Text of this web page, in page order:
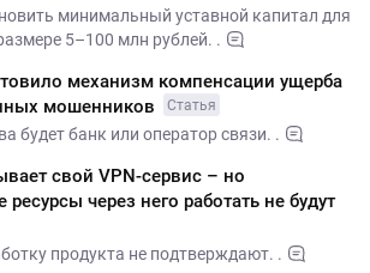
минимальный уставной капитал для
5–100 млн рублей. .
механизм компенсации ущерба
мошенников
Статья
будет банк или оператор связи. .
свой VPN-сервис – но
через него работать не будут
продукта не подтверждают. .